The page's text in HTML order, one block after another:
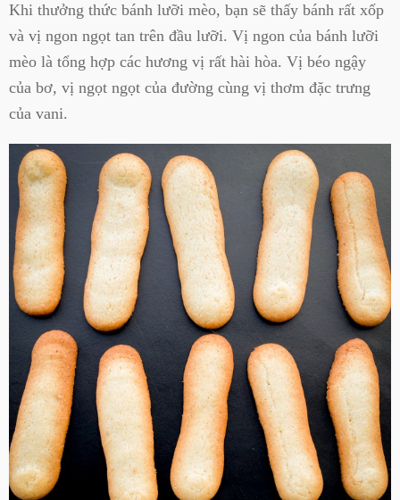
Khi thưởng thức bánh lưỡi mèo, bạn sẽ thấy bánh rất xốp
và vị ngon ngọt tan trên đầu lưỡi. Vị ngon của bánh lưỡi
mèo là tổng hợp các hương vị rất hài hòa. Vị béo ngậy
của bơ, vị ngọt ngọt của đường cùng vị thơm đặc trưng
của vani.